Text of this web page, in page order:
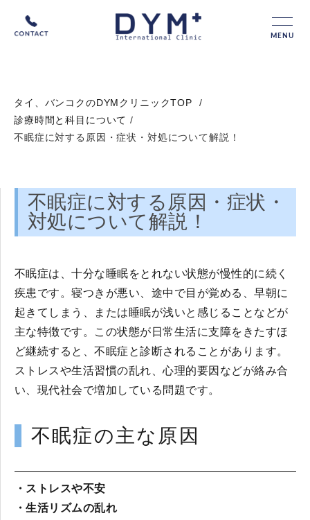
MENU
タイ、バンコクのDYMクリニックTOP
/
診療時間と科目について /
不眠症に対する原因・症状・対処について解説！
不眠症に対する原因・症状・
対処について解説！
不眠症は、十分な睡眠をとれない状態が慢性的に続く
疾患です。寝つきが悪い、途中で目が覚める、早朝に
起きてしまう、または睡眠が浅いと感じることなどが
主な特徴です。この状態が日常生活に支障をきたすほ
ど継続すると、不眠症と診断されることがあります。
ストレスや生活習慣の乱れ、心理的要因などが絡み合
い、現代社会で増加している問題です。
不眠症の主な原因
・ストレスや不安
・生活リズムの乱れ